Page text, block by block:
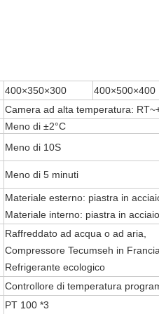
400×350×300 400×500×400
Camera ad alta temperatura:
Meno di ±2°C
Meno di 10S
Meno di 5 minuti
Materiale esterno: piastra in
Materiale interno: piastra in
Raffreddato ad acqua o ad aria,
Compressore Tecumseh in Francia,
Refrigerante ecologico
Controllore di temperatura
PT 100 *3